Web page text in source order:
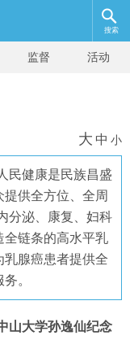
搜索
监督 活动
大 中 小
民健康是民族昌盛
供全方位、全周
分泌、康复、妇科
全链条的高水平乳
乳腺癌患者提供全
。
山大学孙逸仙纪念